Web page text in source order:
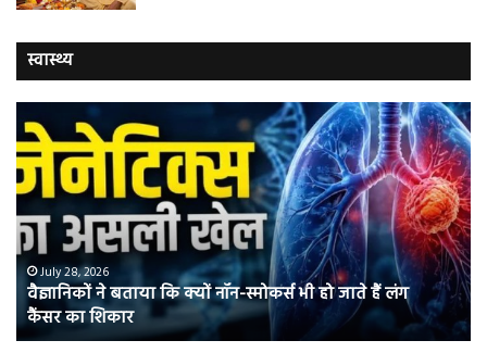
स्वास्थ्य
ने
बताया
कि
क्यों
नॉन-
स्मोकर्स
भी
जाते
हैं
July 28, 2026
वैज्ञानिकों ने बताया कि क्यों नॉन-स्मोकर्स भी हो जाते हैं लंग
कैंसर का शिकार
में
की